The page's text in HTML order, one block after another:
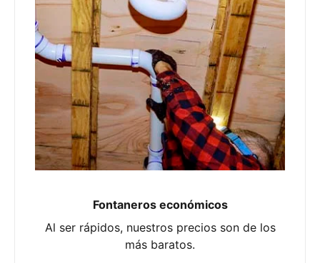
Fontaneros económicos
Al ser rápidos, nuestros precios son de los
más baratos.